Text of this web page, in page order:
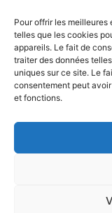
Pour offrir les
telles que les cookies
appareils. Le fait de
traiter des données
uniques sur ce site. Le
consentement peut
et fonctions.
Ajouter au panier